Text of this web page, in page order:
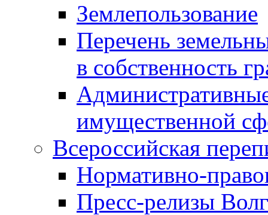
Землепользование
Перечень
в собственность
имущественной
Всероссийская
Нормативно-
Пресс-релизы